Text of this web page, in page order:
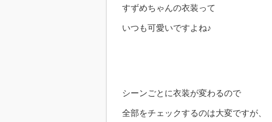
すずめちゃんの衣装って
いつも可愛いですよね♪
シーンごとに衣装が変わるので
全部をチェックするのは大変ですが、